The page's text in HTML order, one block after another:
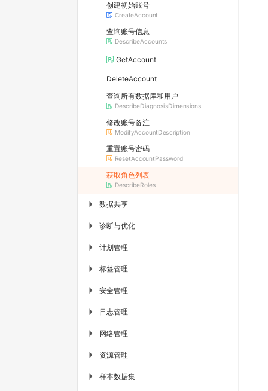
创建初始账号
CreateAccount
查询账号信息
DescribeAccounts
GetAccount
DeleteAccount
查询所有数据库和用户
DescribeDiagnosisDimensions
修改账号备注
ModifyAccountDescription
重置账号密码
ResetAccountPassword
获取角色列表
DescribeRoles
▶ 数据共享
▶ 诊断与优化
▶ 计划管理
▶ 标签管理
▶ 安全管理
▶ 日志管理
▶ 网络管理
▶ 资源管理
▶ 样本数据集